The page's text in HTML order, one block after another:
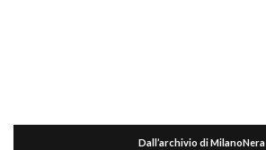
Dall’archivio di MilanoNera